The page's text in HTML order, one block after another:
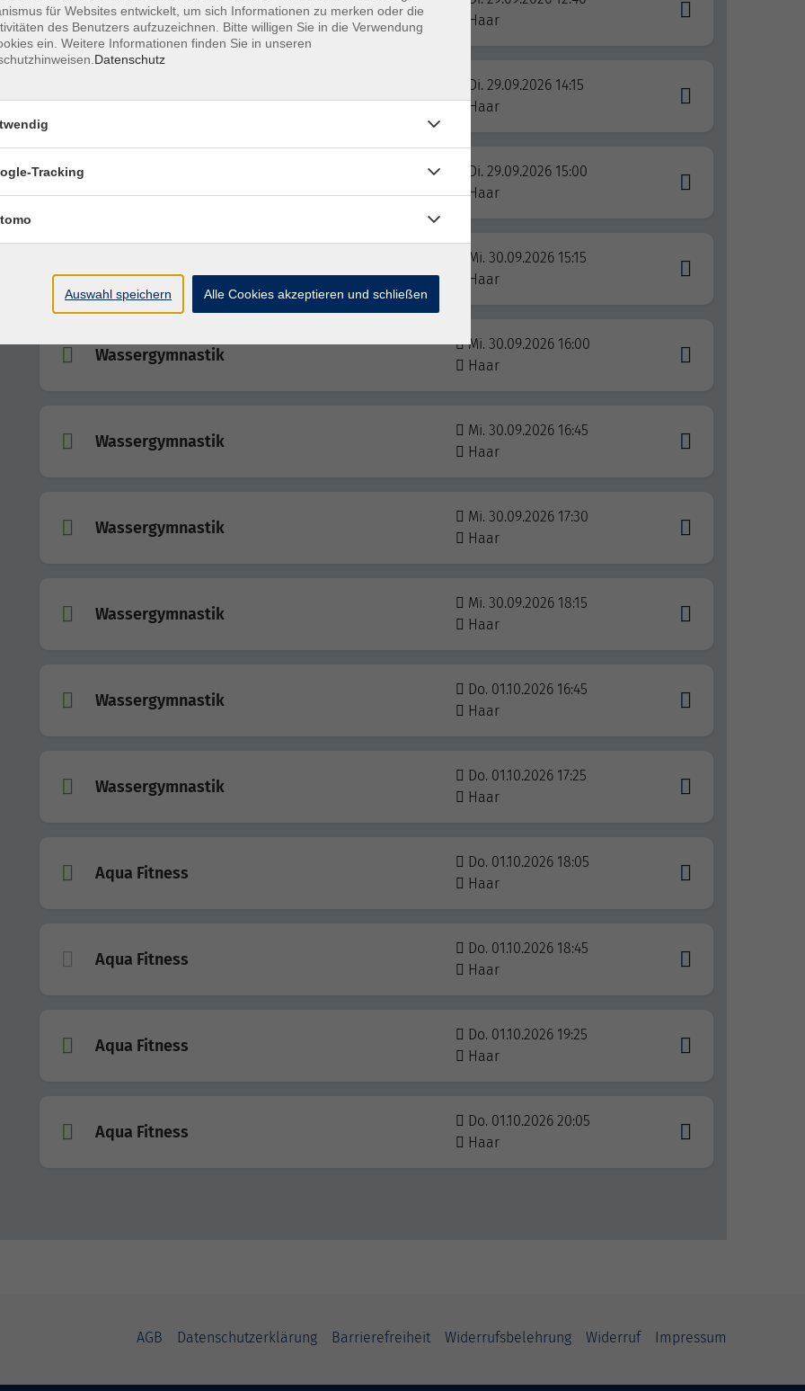
Wassergymnastik
Haar
Wassergymnastik
Di. 29.09.2026 14:15
Haar
Di. 29.09.2026 15:00
Haar
Mi. 30.09.2026 15:15
Haar
Wassergymnastik
Mi. 30.09.2026 16:00
Haar
Wassergymnastik
Mi. 30.09.2026 16:45
Haar
Wassergymnastik
Mi. 30.09.2026 17:30
Haar
Wassergymnastik
Mi. 30.09.2026 18:15
Haar
Wassergymnastik
Do. 01.10.2026 16:45
Haar
Wassergymnastik
Do. 01.10.2026 17:25
Haar
Aqua Fitness
Do. 01.10.2026 18:05
Haar
Aqua Fitness
Do. 01.10.2026 18:45
Haar
Aqua Fitness
Do. 01.10.2026 19:25
Haar
Aqua Fitness
Do. 01.10.2026 20:05
Haar
AGB Datenschutzerklärung Barrierefreiheit Widerrufsbelehrung Widerruf Impressum
für Websites entwickelt, um sich Informationen zu merken oder die
des Benutzers aufzuzeichnen. Bitte willigen Sie in die Verwendung
ein. Weitere Informationen finden Sie in unseren
Datenschutz
Tracking
Auswahl speichern Alle Cookies akzeptieren und schließen